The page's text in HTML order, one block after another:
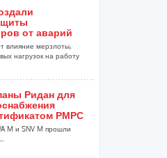
от аварий
влияние мерзлоты,
нагрузок на работу
Ридан для
РМРС
M и SNV M прошли